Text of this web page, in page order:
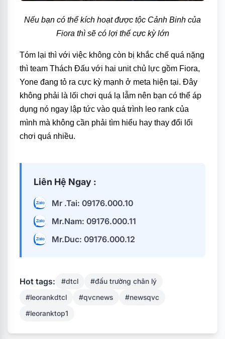
Nếu bạn có thể kích hoạt được tộc Cảnh Binh của
Fiora thì sẽ có lợi thế cực kỳ lớn
Tóm lại thì với việc không còn bị khắc chế quá nặng
thì team Thách Đấu với hai unit chủ lực gồm Fiora,
Yone đang tỏ ra cực kỳ mạnh ở meta hiện tại. Đây
không phải là lối chơi quá lạ lẫm nên bạn có thể áp
dụng nó ngay lập tức vào quá trình leo rank của
mình mà không cần phải tìm hiểu hay thay đổi lối
chơi quá nhiều.
Liên Hệ Ngay :
Mr .Tai: 09176.000.10
Mr.Nam: 09176.000.11
Mr.Duc: 09176.000.12
Hot tags: #dtcl
#đấu trường chân lý
#leorankdtcl
#qvcnews
#newsqvc
#leoranktop1